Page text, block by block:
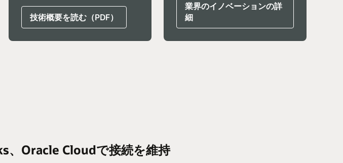
技術概要を読む（PDF）
業界のイノベーションの詳
細
Oracle Cloudで接続を維持